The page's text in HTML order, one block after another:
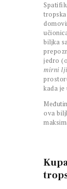
biljka
jedro
mirni
kada je
ova